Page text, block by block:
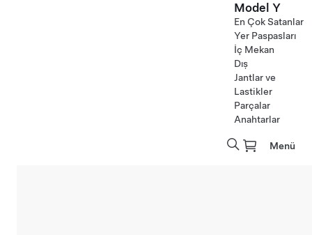
Model Y
En Çok Satanlar
Yer Paspasları
İç Mekan
Dış
Jantlar ve
Lastikler
Parçalar
Anahtarlar
Menü